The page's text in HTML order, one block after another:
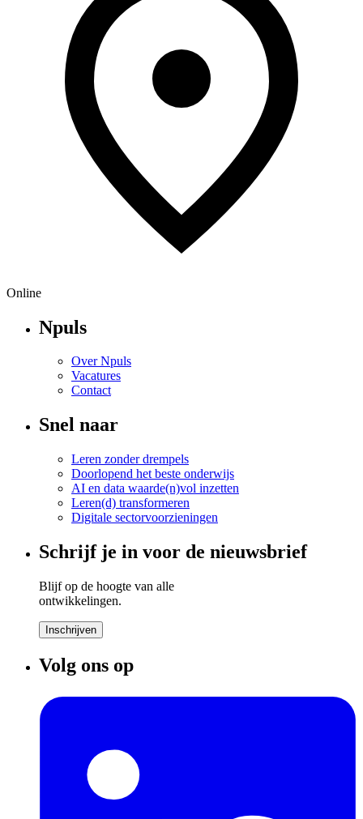
Online
Npuls
Over Npuls
Vacatures
Contact
Snel naar
Leren zonder drempels
Doorlopend het beste onderwijs
AI en data waarde(n)vol inzetten
Leren(d) transformeren
Digitale sectorvoorzieningen
Schrijf je in voor de nieuwsbrief
Blijf op de hoogte van alle
ontwikkelingen.
Inschrijven
Volg ons op